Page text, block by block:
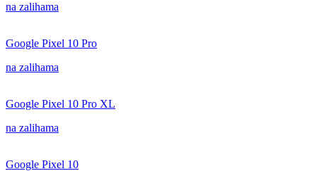
na zalihama
Google Pixel 10 Pro
na zalihama
Google Pixel 10 Pro XL
na zalihama
Google Pixel 10